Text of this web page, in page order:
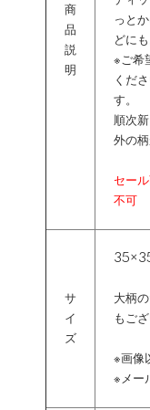
商
品
説
明
っと
どに
※ご希
くだ
す。
順次
外の
セー
不可
サ
イ
ズ
大柄
もござ
※画像
※メー